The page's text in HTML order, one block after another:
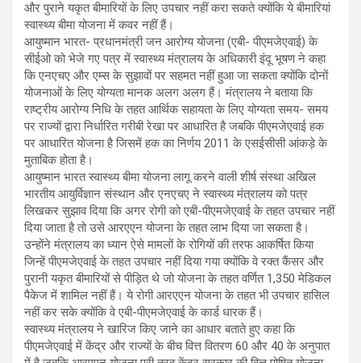
और पुराने यकृत बीमारियों के लिए उपचार नहीं करा सकते क्योंकि ये बीमारियां
स्वास्थ्य बीमा योजना में कवर नहीं हैं।
आयुष्मान भारत- प्रधानमंत्री जन आरोग्य योजना (एबी- पीएमजेएवाई) के
सीईओ को भेजे गए पत्र में स्वास्थ्य मंत्रालय के अधिकारी इंदू भूषण ने कहा
कि एनएचए और एम्स के सुझावों पर सहमत नहीं हुआ जा सकता क्योंकि दोनों
योजनाओं के लिए योग्यता मानक अलग अलग हैं। मंत्रालय ने बताया कि
राष्ट्रीय आरोग्य निधि के तहत आर्थिक सहायता के लिए योग्यता समय- समय
पर राज्यों द्वारा निर्धारित गरीबी रेखा पर आधारित है जबकि पीएमजेएवाई हक
पर आधारित योजना है जिसमें हक का निर्णय 2011 के एसईसीसी आंकड़े के
मुताबिक होता है।
आयुष्मान भारत स्वास्थ्य बीमा योजना लागू करने वाली शीर्ष संस्था अखिल
भारतीय आयुर्विज्ञान संस्थान और एनएचए ने स्वास्थ्य मंत्रालय को पत्र
लिखकर सुझाव दिया कि अगर रोगी को एबी-पीएमजेएवाई के तहत उपचार नहीं
दिया जाता है तो उसे आरएएन योजना के तहत लाभ दिया जा सकता है।
उन्होंने मंत्रालय का ध्यान ऐसे मामलों के रोगियों की तरफ आकर्षित किया
जिन्हें पीएमजेएवाई के तहत उपचार नहीं दिया गया क्योंकि वे रक्त कैंसर और
पुरानी यकृत बीमारियों से पीड़ित थे जो योजना के तहत वर्णित 1,350 मेडिकल
पैकेज में शामिल नहीं हैं। ये रोगी आरएएन योजना के तहत भी उपचार हासिल
नहीं कर सके क्योंकि वे एबी-पीएमजेएवाई के कार्ड धारक हैं।
स्वास्थ्य मंत्रालय ने खारिज किए जाने का आधार बताते हुए कहा कि
पीएमजेएवाई में केंद्र और राज्यों के बीच वित्त वितरण 60 और 40 के अनुपात